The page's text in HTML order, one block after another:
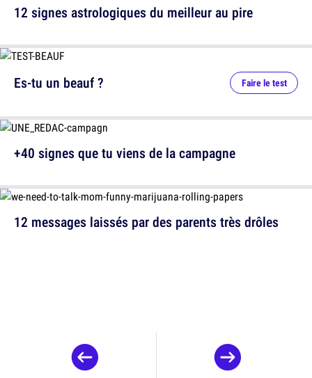
12 signes astrologiques du meilleur au pire
12 messages laissés par des parents très drôles
Es-tu un beauf ? Faire le test
+40 signes que tu viens de la campagne